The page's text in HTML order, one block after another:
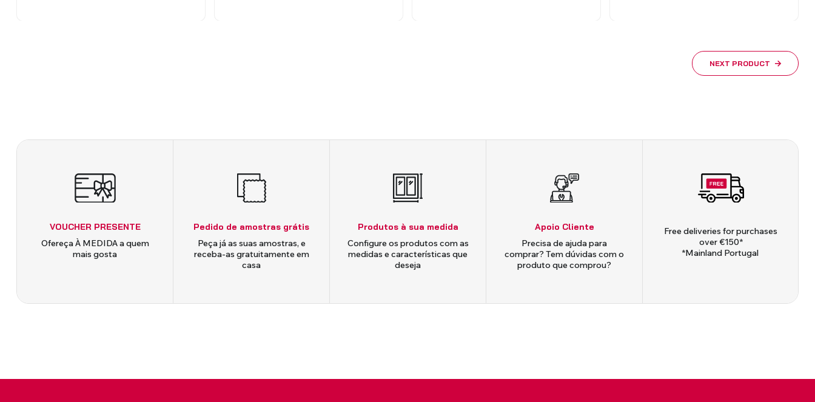
NEXT PRODUCT
VOUCHER PRESENTE
Ofereça À MEDIDA a quem
mais gosta
Pedido de amostras grátis
Peça já as suas amostras, e
receba-as gratuitamente em
casa
Produtos à sua medida
Configure os produtos com as
medidas e características que
deseja
Apoio Cliente
Precisa de ajuda para
comprar? Tem dúvidas com o
produto que comprou?
Free deliveries for purchases
over €150*
*Mainland Portugal